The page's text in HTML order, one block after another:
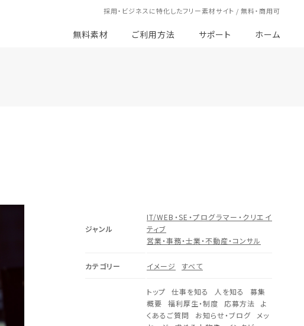
採用・ビジネスに特化したフリー素材サイト / 無料・商用可
無料素材 ご利用方法 サポート ホーム
ジャンル
IT/WEB・SE・プログラマー・クリエイ
ティブ
営業・事務・士業・不動産・コンサル
カテゴリー イメージ すべて
トップ 仕事を知る 人を知る
募集
概要
福利厚生・制度 応募方法
よ
くあるご質問
お知らせ・ブログ
メッ